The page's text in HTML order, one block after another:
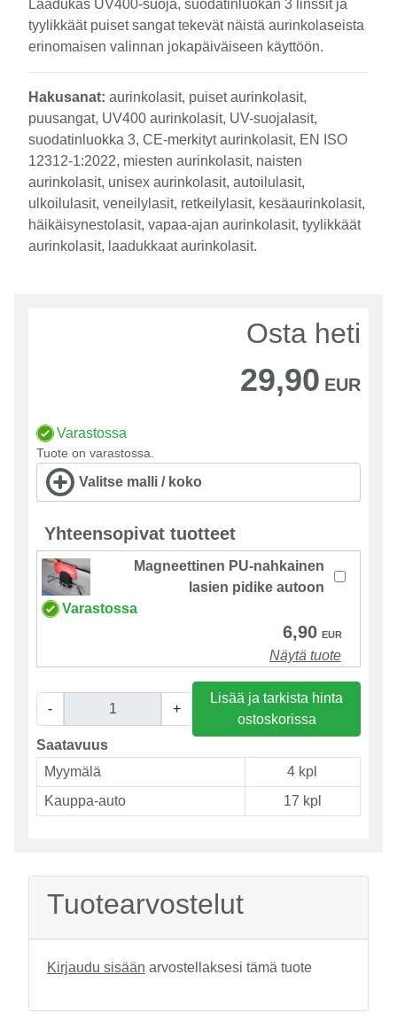
Laadukas UV400-suoja, suodatinluokan 3 linssit ja
tyylikkäät puiset sangat tekevät näistä aurinkolaseista
erinomaisen valinnan jokapäiväiseen käyttöön.
Hakusanat: aurinkolasit, puiset aurinkolasit,
puusangat, UV400 aurinkolasit, UV-suojalasit,
suodatinluokka 3, CE-merkityt aurinkolasit, EN ISO
12312-1:2022, miesten aurinkolasit, naisten
aurinkolasit, unisex aurinkolasit, autoilulasit,
ulkoilulasit, veneilylasit, retkeilylasit, kesäaurinkolasit,
häikäisynestolasit, vapaa-ajan aurinkolasit, tyylikkäät
aurinkolasit, laadukkaat aurinkolasit.
Osta heti
29,90 EUR
Varastossa
Tuote on varastossa.
Valitse malli / koko
Yhteensopivat tuotteet
Magneettinen PU-nahkainen
lasien pidike autoon
Varastossa
6,90 EUR
Näytä tuote
- +
Lisää ja tarkista hinta
ostoskorissa
Saatavuus
Myymälä
4 kpl
Kauppa-auto
17 kpl
Tuotearvostelut
Kirjaudu sisään arvostellaksesi tämä tuote